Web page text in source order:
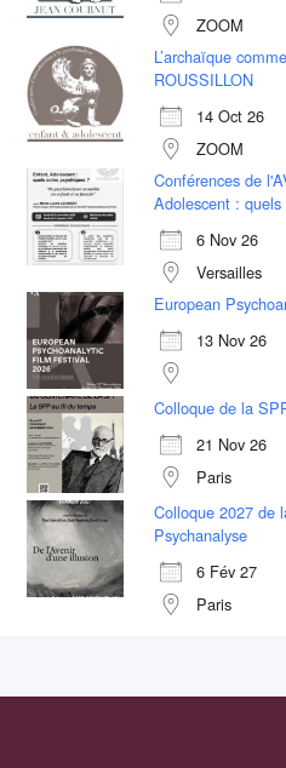
ZOOM
L’archaïque
ROUSSILLON
14 Oct 26
ZOOM
Conférences de
Adolescent :
6 Nov 26
Versailles
European
13 Nov 26
Colloque de la
21 Nov 26
Paris
Colloque 2027 de
Psychanalyse
6 Fév 27
Paris